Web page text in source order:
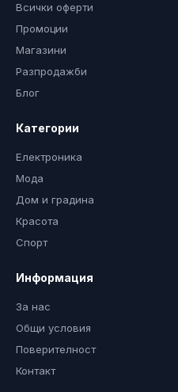
Всички оферти
Промоции
Магазини
Разпродажби
Блог
Категории
Електроника
Мода
Дом и градина
Красота
Спорт
Информация
За нас
Общи условия
Поверителност
Контакт